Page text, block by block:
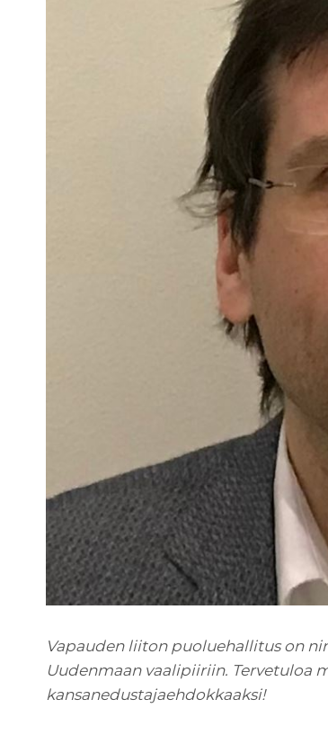
Vapauden liiton puoluehallitus on
Uudenmaan vaalipiiriin. Tervetuloa
kansanedustajaehdokkaaksi!